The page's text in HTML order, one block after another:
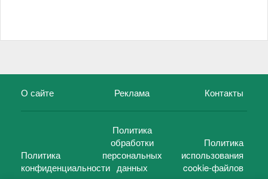
О сайте Реклама Контакты
Политика
конфиденциальности
Политика
обработки
персональных
данных
Политика
использования
cookie-файлов